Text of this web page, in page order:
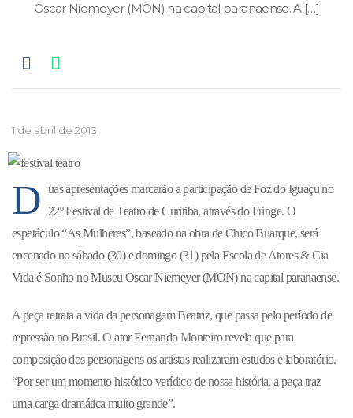
Oscar Niemeyer (MON) na capital paranaense. A […]
1 de abril de 2013
D uas apresentações marcarão a participação de Foz do Iguaçu no
22º Festival de Teatro de Curitiba, através do Fringe. O
espetáculo “As Mulheres”, baseado na obra de Chico Buarque, será
encenado no sábado (30) e domingo (31) pela Escola de Atores & Cia
Vida é Sonho no Museu Oscar Niemeyer (MON) na capital paranaense.
A peça retrata a vida da personagem Beatriz, que passa pelo período de
repressão no Brasil. O ator Fernando Monteiro revela que para
composição dos personagens os artistas realizaram estudos e laboratório.
“Por ser um momento histórico verídico de nossa história, a peça traz
uma carga dramática muito grande”.